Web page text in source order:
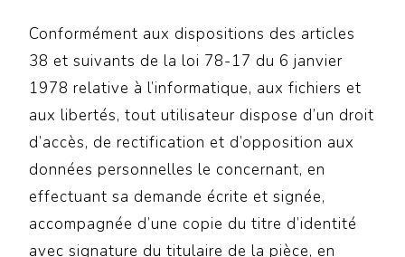
Conformément aux dispositions des articles
38 et suivants de la loi 78-17 du 6 janvier
1978 relative à l’informatique, aux fichiers et
aux libertés, tout utilisateur dispose d’un droit
d’accès, de rectification et d’opposition aux
données personnelles le concernant, en
effectuant sa demande écrite et signée,
accompagnée d’une copie du titre d’identité
avec signature du titulaire de la pièce, en